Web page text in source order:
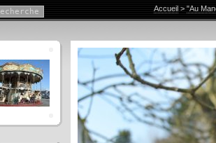
Accueil > "Au